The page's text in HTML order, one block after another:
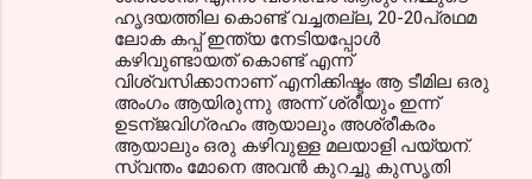
ഹൃദയത്തില കൊണ്ട് വച്ചതല്ല, 20-20പ്രഥമ
ലോക കപ്പ്‌ ഇന്ത്യ നേടിയപ്പോൾ
കഴിവുണ്ടായത് കൊണ്ട് എന്ന്
വിശ്വസിക്കാനാണ് എനിക്കിഷ്ടം ആ ടീമില ഒരു
അംഗം ആയിരുന്നു അന്ന് ശ്രീയും ഇന്ന്
ഉടന്ജവിഗ്രഹം ആയാലും അശ്രീകരം
ആയാലും ഒരു കഴിവുള്ള മലയാളി പയ്യന്.
സ്വന്തം മോനെ അവൻ കുറച്ചു കുസൃതി